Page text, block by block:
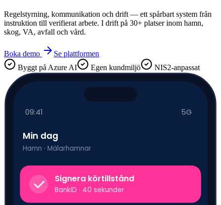
Regelstyrning, kommunikation och drift — ett spårbart system från
instruktion till verifierat arbete. I drift på 30+ platser inom hamn,
skog, VA, avfall och vård.
Boka demo
Se plattformen
Byggt på Azure AI
Egen kundmiljö NIS2-anpassat
09:41 5G
Min dag
Hamn · Mälarhamnar
Signera körtillstånd
BankID · 40 sekunder